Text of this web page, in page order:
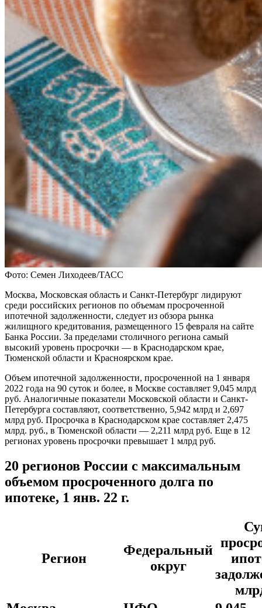
Фото: Семен Лиходеев/ТАСС
Москва, Московская область и Санкт-Петербург лидируют
среди российских регионов по объемам просроченной
ипотечной задолженности, следует из обзора рынка
жилищного кредитования, размещенного 15 февраля на сайте
Банка России. За пределами столичного региона самый
высокий уровень просрочки — в Краснодарском крае,
Тюменской области и Красноярском крае.
Объем ипотечной задолженности, просроченной на 1 января
2022 года на 90 суток и более, в Москве составляет 9,045 млрд
руб. Аналогичные показатели Московской области и Санкт-
Петербурга составляют, соответственно, 5,942 млрд и 2,697
млрд руб. Просрочка в Краснодарском крае составляет 2,475
млрд. руб., в Тюменской области — 2,211 млрд руб. Еще в 12
регионах уровень просрочки превышает 1 млрд руб.
20 регионов России с максимальным
объемом просроченного долга по
ипотеке, 1 янв. 22 г.
Регион
Федеральный
округ